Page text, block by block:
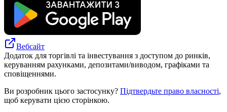
Вебсайт
Додаток для торгівлі та інвестування з доступом до ринків,
керуванням рахунками, депозитами/виводом, графіками та
сповіщеннями.
Ви розробник цього застосунку? Підтвердьте право власності,
щоб керувати цією сторінкою.